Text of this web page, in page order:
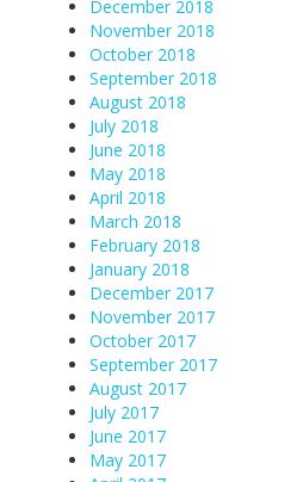
December 2018
November 2018
October 2018
September 2018
August 2018
July 2018
June 2018
May 2018
April 2018
March 2018
February 2018
January 2018
December 2017
November 2017
October 2017
September 2017
August 2017
July 2017
June 2017
May 2017